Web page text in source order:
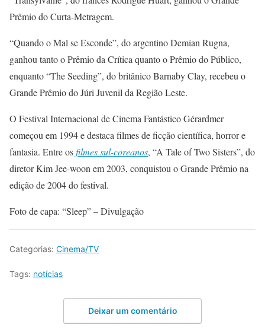
Prêmio do Curta-Metragem.
“Quando o Mal se Esconde”, do argentino Demian Rugna,
ganhou tanto o Prêmio da Crítica quanto o Prêmio do Público,
enquanto “The Seeding”, do britânico Barnaby Clay, recebeu o
Grande Prêmio do Júri Juvenil da Região Leste.
O Festival Internacional de Cinema Fantástico Gérardmer
começou em 1994 e destaca filmes de ficção científica, horror e
fantasia. Entre osfilmes sul-coreanos, “A Tale of Two Sisters”, do
diretor Kim Jee-woon em 2003, conquistou o Grande Prêmio na
edição de 2004 do festival.
Foto de capa: “Sleep” – Divulgação
Categorias: Cinema/TV
Tags: notícias
Deixar um comentário